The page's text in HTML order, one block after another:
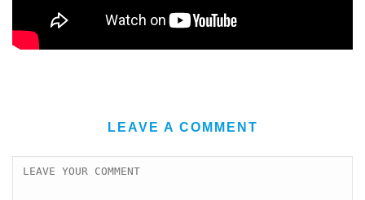
LEAVE A COMMENT